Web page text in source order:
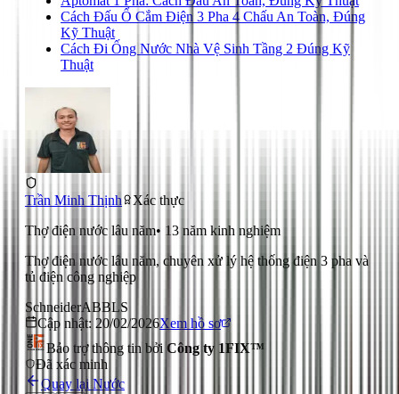
Cách Đấu Ổ Cắm Điện 3 Pha 4 Chấu An Toàn, Đúng
Kỹ Thuật
Cách Đi Ống Nước Nhà Vệ Sinh Tầng 2 Đúng Kỹ
Thuật
Trần Minh Thịnh
Xác thực
Thợ điện nước lâu năm• 13 năm kinh nghiệm
Thợ điện nước lâu năm, chuyên xử lý hệ thống điện 3 pha và
tủ điện công nghiệp
SchneiderABBLS
Cập nhật: 20/02/2026Xem hồ sơ
Bảo trợ thông tin bởi Công ty 1FIX™
Đã xác minh
Quay lại Nước